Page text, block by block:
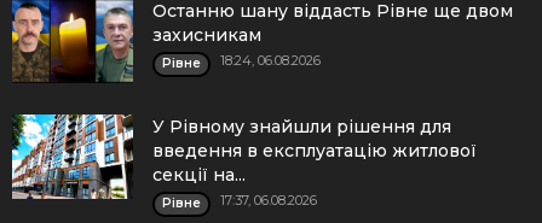
Останню шану віддасть Рівне ще двом
захисникам
Рівне 18:24, 06.08.2026
У Рівному знайшли рішення для
введення в експлуатацію житлової
секції на...
Рівне 17:37, 06.08.2026